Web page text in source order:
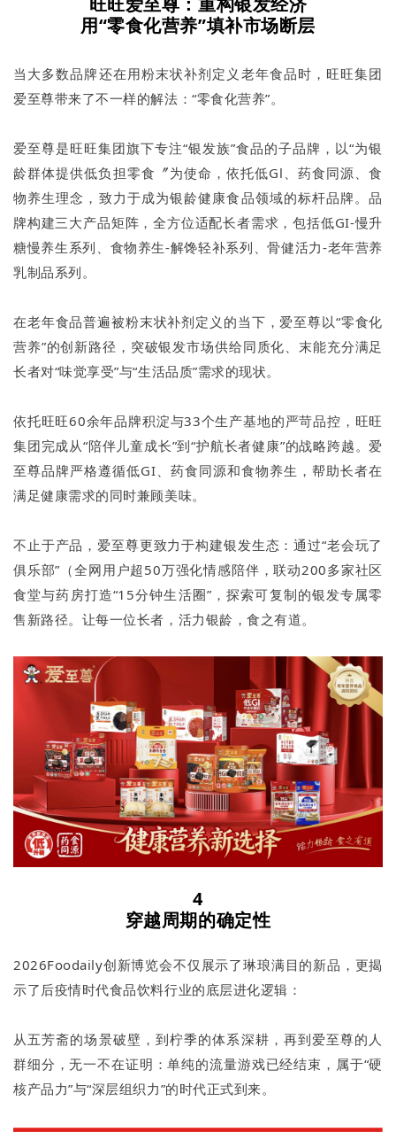
用“零食化营养”填补市场断层
当大多数品牌还在用粉末状补剂定义老年食品时，旺旺集团
爱至尊带来了不一样的解法：“零食化营养”。
爱至尊是旺旺集团旗下专注“银发族”食品的子品牌，以“为银
龄群体提供低负担零食〞为使命，依托低Gl、药食同源、食
物养生理念，致力于成为银龄健康食品领域的标杆品牌。品
牌构建三大产品矩阵，全方位适配长者需求，包括低GI-慢升
糖慢养生系列、食物养生-解馋轻补系列、骨健活力-老年营养
乳制品系列。
在老年食品普遍被粉末状补剂定义的当下，爱至尊以“零食化
营养”的创新路径，突破银发市场供给同质化、末能充分满足
长者对“味觉享受”与“生活品质”需求的现状。
依托旺旺60余年品牌积淀与33个生产基地的严苛品控，旺旺
集团完成从“陪伴儿童成长”到“护航长者健康”的战略跨越。爱
至尊品牌严格遵循低GI、药食同源和食物养生，帮助长者在
满足健康需求的同时兼顾美味。
不止于产品，爱至尊更致力于构建银发生态：通过“老会玩了
俱乐部”（全网用户超50万强化情感陪伴，联动200多家社区
食堂与药房打造“15分钟生活圈”，探索可复制的银发专属零
售新路径。让每一位长者，活力银龄，食之有道。
4
穿越周期的确定性
2026Foodaily创新博览会不仅展示了琳琅满目的新品，更揭
示了后疫情时代食品饮料行业的底层进化逻辑：
从五芳斋的场景破壁，到柠季的体系深耕，再到爱至尊的人
群细分，无一不在证明：单纯的流量游戏已经结束，属于“硬
核产品力”与“深层组织力”的时代正式到来。